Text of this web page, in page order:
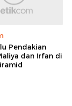
Pendakian
dan Irfan di